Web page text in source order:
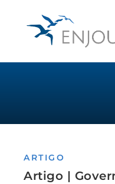
ARTIGO
Artigo |